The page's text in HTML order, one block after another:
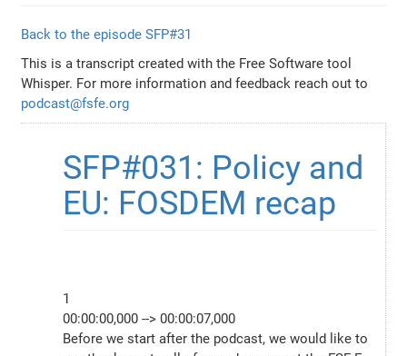
Back to the episode SFP#31
This is a transcript created with the Free Software tool
Whisper. For more information and feedback reach out to
podcast@fsfe.org
SFP#031: Policy and
EU: FOSDEM recap